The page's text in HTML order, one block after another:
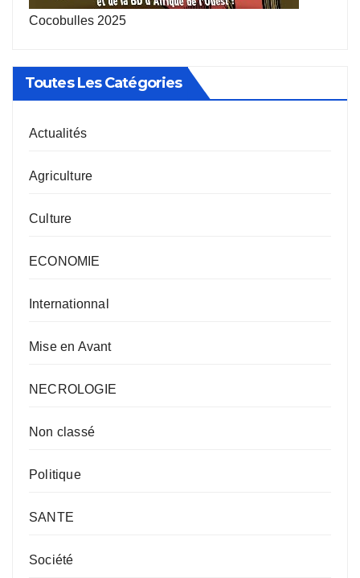
Cocobulles 2025
Toutes Les Catégories
Actualités
Agriculture
Culture
ECONOMIE
Internationnal
Mise en Avant
NECROLOGIE
Non classé
Politique
SANTE
Société